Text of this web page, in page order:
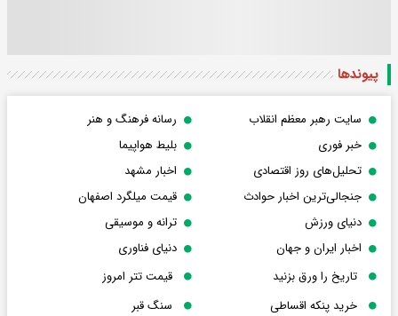
پیوندها
سایت رهبر معظم انقلاب
رسانه فرهنگ و هنر
خبر فوری
بلیط هواپیما
تحلیل‌های روز اقتصادی
اخبار مشهد
جنجالی‌ترین اخبار حوادث
قیمت میلگرد اصفهان
دنیای ورزش
ترانه و موسیقی
اخبار ایران و جهان
دنیای فناوری
تاریخ را ورق بزنید
قیمت تتر امروز
خرید پنکه اقساطی
سنگ قبر